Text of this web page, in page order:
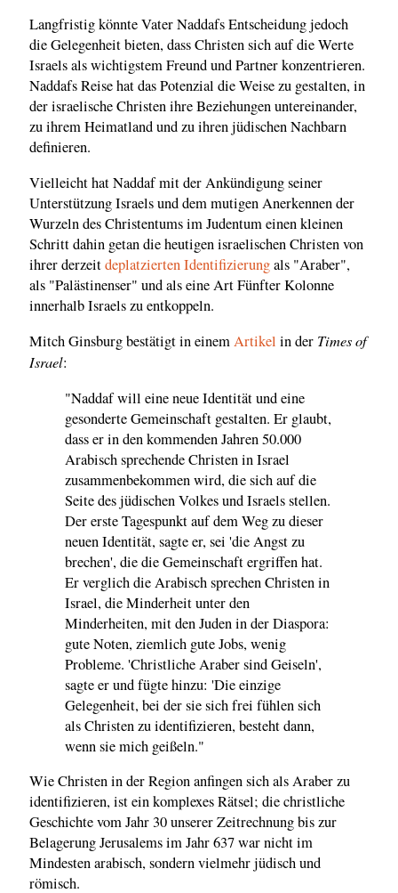
Langfristig könnte Vater Naddafs Entscheidung jedoch
die Gelegenheit bieten, dass Christen sich auf die Werte
Israels als wichtigstem Freund und Partner konzentrieren.
Naddafs Reise hat das Potenzial die Weise zu gestalten, in
der israelische Christen ihre Beziehungen untereinander,
zu ihrem Heimatland und zu ihren jüdischen Nachbarn
definieren.
Vielleicht hat Naddaf mit der Ankündigung seiner
Unterstützung Israels und dem mutigen Anerkennen der
Wurzeln des Christentums im Judentum einen kleinen
Schritt dahin getan die heutigen israelischen Christen von
ihrer derzeitdeplatzierten Identifizierungals "Araber",
als "Palästinenser" und als eine Art Fünfter Kolonne
innerhalb Israels zu entkoppeln.
Mitch Ginsburg bestätigt in einemArtikel in der Times of
Israel:
"Naddaf will eine neue Identität und eine
gesonderte Gemeinschaft gestalten. Er glaubt,
dass er in den kommenden Jahren 50.000
Arabisch sprechende Christen in Israel
zusammenbekommen wird, die sich auf die
Seite des jüdischen Volkes und Israels stellen.
Der erste Tagespunkt auf dem Weg zu dieser
neuen Identität, sagte er, sei 'die Angst zu
brechen', die die Gemeinschaft ergriffen hat.
Er verglich die Arabisch sprechen Christen in
Israel, die Minderheit unter den
Minderheiten, mit den Juden in der Diaspora:
gute Noten, ziemlich gute Jobs, wenig
Probleme. 'Christliche Araber sind Geiseln',
sagte er und fügte hinzu: 'Die einzige
Gelegenheit, bei der sie sich frei fühlen sich
als Christen zu identifizieren, besteht dann,
wenn sie mich geißeln."
Wie Christen in der Region anfingen sich als Araber zu
identifizieren, ist ein komplexes Rätsel; die christliche
Geschichte vom Jahr 30 unserer Zeitrechnung bis zur
Belagerung Jerusalems im Jahr 637 war nicht im
Mindesten arabisch, sondern vielmehr jüdisch und
römisch.